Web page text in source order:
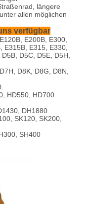
längere
allen möglichen
verfügbar
E200B, E300,
E315B, E315, E330,
D5C, D5E, D5H,
D8K, D8G, D8N,
HD550, HD700
DH1880
SK120, SK200,
SH400